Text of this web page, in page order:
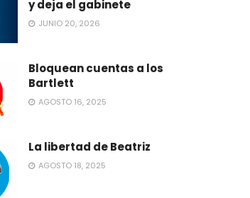
y deja el gabinete
JUNIO 20, 2026
Bloquean cuentas a los
Bartlett
AGOSTO 16, 2025
La libertad de Beatriz
AGOSTO 18, 2025